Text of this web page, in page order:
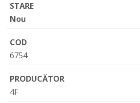
STARE
Nou
COD
6754
PRODUCĂTOR
4F